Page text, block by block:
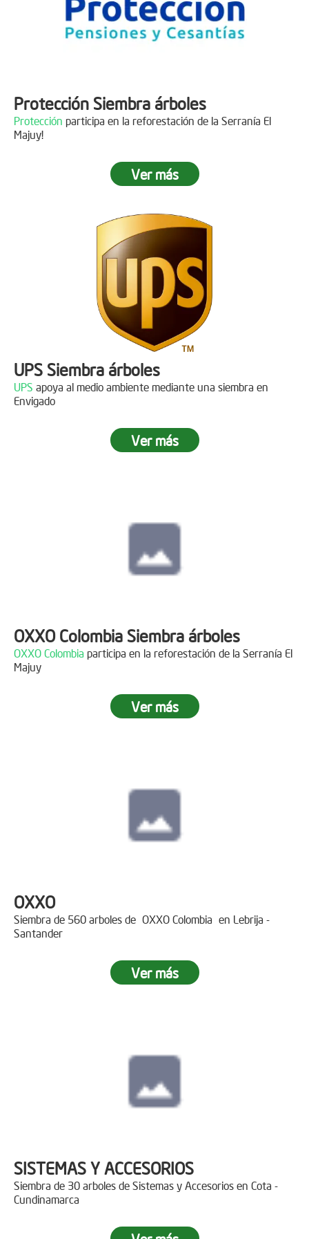
DINISSANpor plantar 400 árboles en el páramo de
Protección Siembra árboles
Protección participa en la reforestación de la Serranía El
Majuy!
Ver más
UPS Siembra árboles
UPS apoya al medio ambiente mediante una siembra en
Envigado
Ver más
OXXO Colombia Siembra árboles
OXXO Colombia participa en la reforestación de la Serranía El
Majuy
Ver más
OXXO
Siembra de 560 arboles de OXXO Colombia en Lebrija -
Santander
Ver más
SISTEMAS Y ACCESORIOS
Siembra de 30 arboles de Sistemas y Accesorios en Cota -
Cundinamarca